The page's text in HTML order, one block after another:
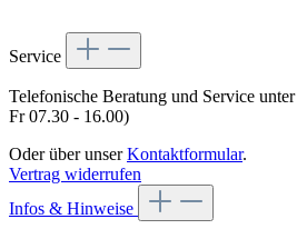
Service
Telefonische Beratung und Service unter
Fr 07.30 - 16.00)
Oder über unserKontaktformular.
Vertrag widerrufen
Infos & Hinweise